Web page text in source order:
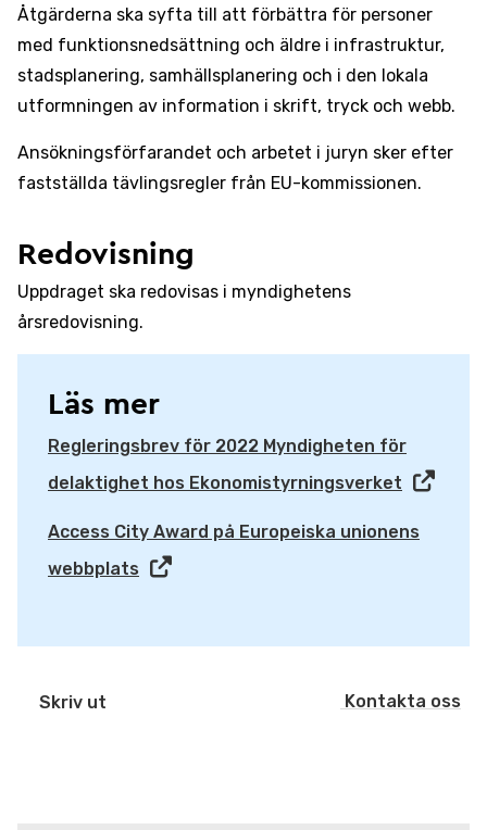
Åtgärderna ska syfta till att förbättra för personer
med funktionsnedsättning och äldre i infrastruktur,
stadsplanering, samhällsplanering och i den lokala
utformningen av information i skrift, tryck och webb.
Ansökningsförfarandet och arbetet i juryn sker efter
fastställda tävlingsregler från EU-kommissionen.
Redovisning
Uppdraget ska redovisas i myndighetens
årsredovisning.
Läs mer
Regleringsbrev för 2022 Myndigheten för
delaktighet hos Ekonomistyrningsverket
Access City Award på Europeiska unionens
webbplats
Skriv ut Kontakta oss